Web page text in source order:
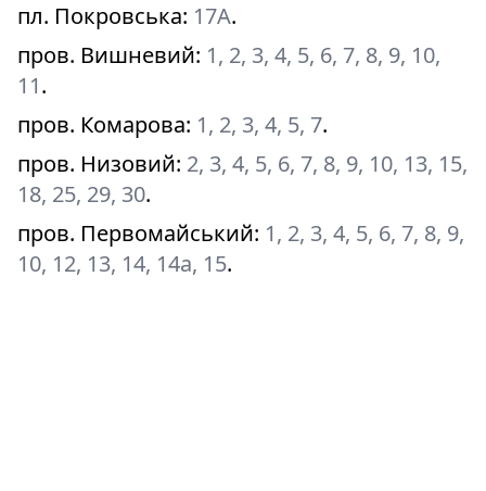
пл. Покровська: 17А.
пров. Вишневий: 1, 2, 3, 4, 5, 6, 7, 8, 9, 10,
11.
пров. Комарова: 1, 2, 3, 4, 5, 7.
пров. Низовий: 2, 3, 4, 5, 6, 7, 8, 9, 10, 13, 15,
18, 25, 29, 30.
пров. Первомайський: 1, 2, 3, 4, 5, 6, 7, 8, 9,
10, 12, 13, 14, 14а, 15.